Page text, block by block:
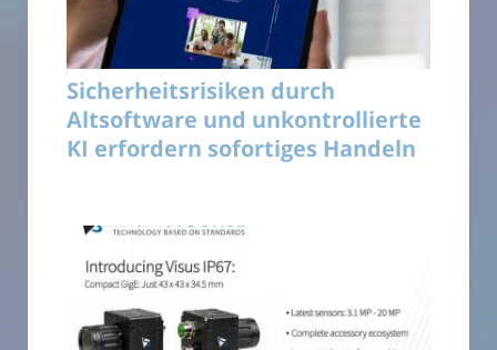
Sicherheitsrisiken durch
Altsoftware und unkontrollierte
KI erfordern sofortiges Handeln